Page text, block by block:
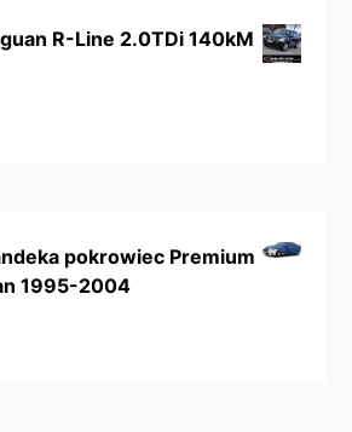
R-Line 2.0TDi 140kM
pokrowiec Premium
1995-2004